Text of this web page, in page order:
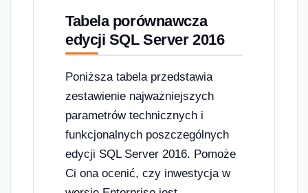
Tabela porównawcza
edycji SQL Server 2016
Poniższa tabela przedstawia
zestawienie najważniejszych
parametrów technicznych i
funkcjonalnych poszczególnych
edycji SQL Server 2016. Pomoże
Ci ona ocenić, czy inwestycja w